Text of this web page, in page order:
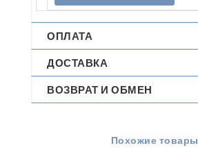
ОПЛАТА
ДОСТАВКА
ВОЗВРАТ И ОБМЕН
Похожие товары